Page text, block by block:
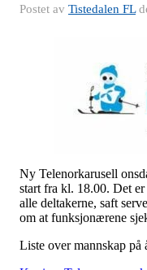
Postet av Tistedalen FL
Ny Telenorkarusell
start fra kl. 18.00. Det
alle deltakerne, saft
om at funksjonærene
Liste over mannskap på